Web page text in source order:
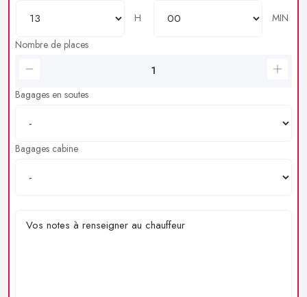
H
MIN
Nombre de places
Bagages en soutes
Bagages cabine